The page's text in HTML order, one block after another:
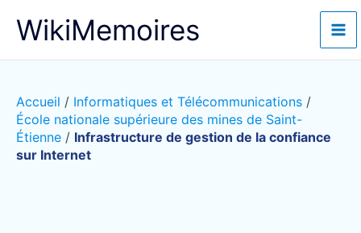
WikiMemoires
Accueil / Informatiques et Télécommunications /
École nationale supérieure des mines de Saint-
Étienne / Infrastructure de gestion de la confiance
sur Internet